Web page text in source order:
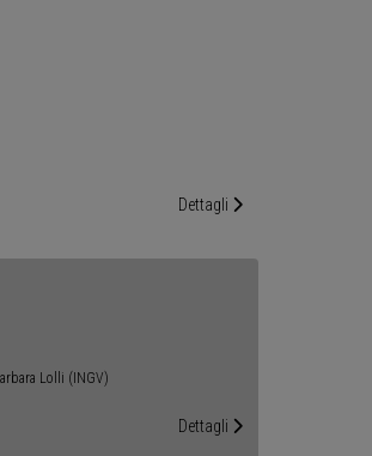
Dettagli
Lolli (INGV)
Dettagli